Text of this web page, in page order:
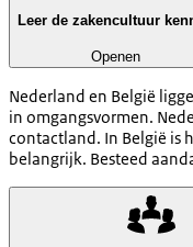
Leer de zakencultuur
Openen
Nederland en België
in omgangsvormen.
contactland. In België is
belangrijk. Besteed